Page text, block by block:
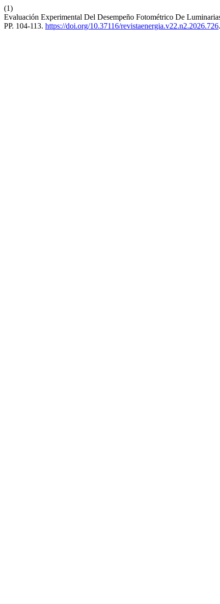
(1)
Evaluación Experimental Del Desempeño Fotométrico De
PP. 104-113. https://doi.org/10.37116/revistaenergia.v22.n2.2026.726.